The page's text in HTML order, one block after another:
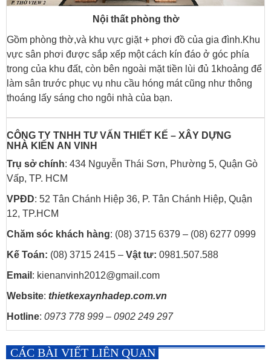
Nội thất phòng thờ
Gồm phòng thờ,và khu vực giặt + phơi đồ của gia đình.Khu
vực sân phơi được sắp xếp một cách kín đáo ở góc phía
trong của khu đất, còn bên ngoài mặt tiền lùi đủ 1khoảng để
làm sân trước phục vụ nhu cầu hóng mát cũng như thông
thoáng lấy sáng cho ngôi nhà của bạn.
CÔNG TY TNHH TƯ VẤN THIẾT KẾ – XÂY DỰNG
NHÀ KIẾN AN VINH
Trụ sở chính: 434 Nguyễn Thái Sơn, Phường 5, Quận Gò
Vấp, TP. HCM
VPĐD: 52 Tân Chánh Hiệp 36, P. Tân Chánh Hiệp, Quận
12, TP.HCM
Chăm sóc khách hàng: (08) 3715 6379 – (08) 6277 0999
Kế Toán: (08) 3715 2415 – Vật tư: 0981.507.588
Email : kienanvinh2012@gmail.com
Website: thietkexaynhadep.com.vn
Hotline: 0973 778 999 – 0902 249 297
CÁC BÀI VIẾT LIÊN QUAN